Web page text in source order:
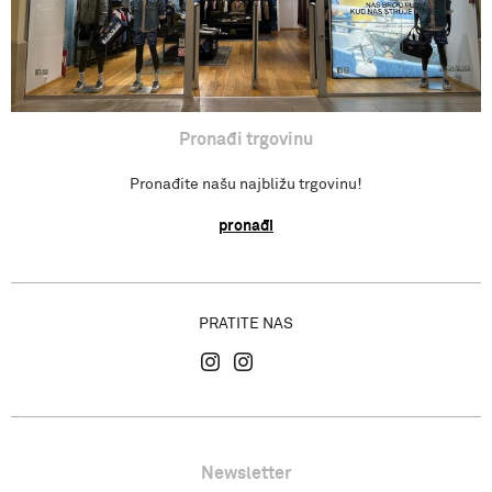
Pronađi trgovinu
Pronađite našu najbližu trgovinu!
pronađi
PRATITE NAS
Newsletter